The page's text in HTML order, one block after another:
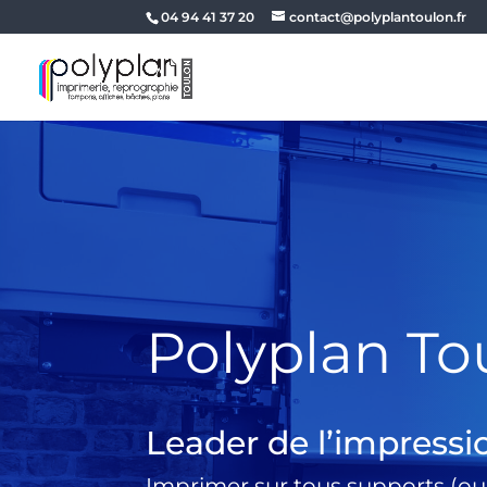
04 94 41 37 20 contact@polyplantoulon.fr
Polyplan
Leader de